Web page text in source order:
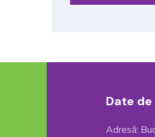
Date
Adresă: